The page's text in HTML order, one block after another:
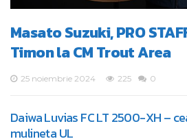
Masato Suzuki, PRO
Timon la CM Trout Area
25 noiembrie 2024 225 0
Daiwa Luvias FC LT 2500-XH –
mulineta UL